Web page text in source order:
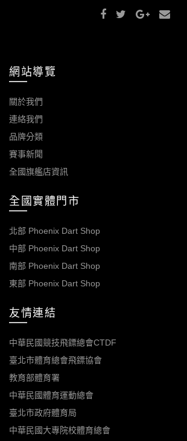
網站導覽
關於我們
連絡我們
品牌分類
賽事新聞
全國旗艦店資訊
全國實體門市
北部 Phoenix Dart Shop
中部 Phoenix Dart Shop
南部 Phoenix Dart Shop
東部 Phoenix Dart Shop
友情連結
中華民國競技飛鏢總會CTDF
臺北市體育總會飛鏢協會
教育部體育署
中華民國體育運動總會
臺北市政府體育局
中華民國大專院校體育總會